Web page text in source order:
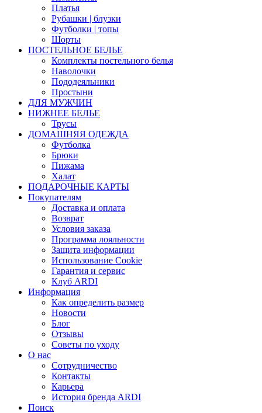
Платья
Рубашки | блузки
Футболки | топы
Шорты
ПОСТЕЛЬНОЕ БЕЛЬЕ
Комплекты постельного белья
Наволочки
Пододеяльники
Простыни
ДЛЯ МУЖЧИН
НИЖНЕЕ БЕЛЬЕ
Трусы
ДОМАШНЯЯ ОДЕЖДА
Футболка
Брюки
Пижама
Халат
ПОДАРОЧНЫЕ КАРТЫ
Покупателям
Доставка и оплата
Возврат
Условия заказа
Программа лояльности
Защита информации
Использование Cookie
Гарантия и сервис
Клуб ARDI
Информация
Как определить размер
Новости
Блог
Отзывы
Советы по уходу
О нас
Сотрудничество
Контакты
Карьера
История бренда ARDI
Поиск